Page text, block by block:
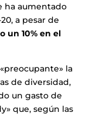
ha aumentado
a pesar de
un 10% en el
la
de diversidad,
un gasto de
que, según las